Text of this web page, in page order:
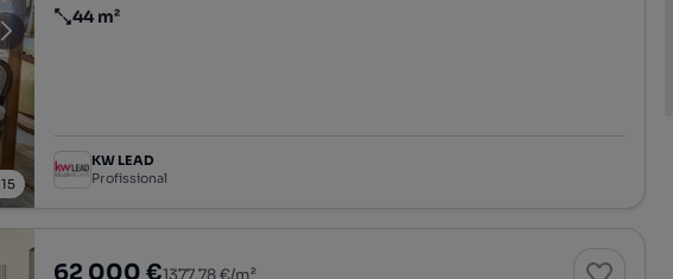
15
Preço por metro quadrado
44 m²
KW LEAD
Profissional